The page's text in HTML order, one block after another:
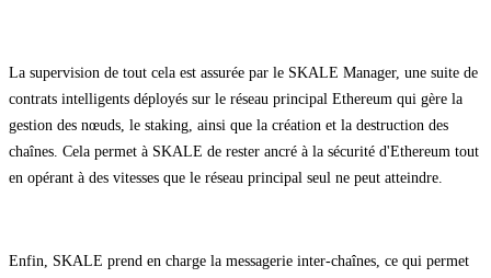
La supervision de tout cela est assurée par le SKALE Manager, une suite de
contrats intelligents déployés sur le réseau principal Ethereum qui gère la
gestion des nœuds, le staking, ainsi que la création et la destruction des
chaînes. Cela permet à SKALE de rester ancré à la sécurité d'Ethereum tout
en opérant à des vitesses que le réseau principal seul ne peut atteindre.
Enfin, SKALE prend en charge la messagerie inter-chaînes, ce qui permet